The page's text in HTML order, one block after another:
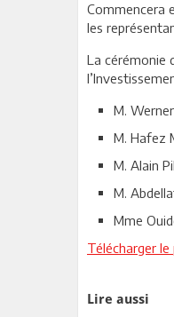
Commencera
les
La cérémonie
M.
M. Hafez
M. Alain
M.
Mme
Télécharger
Lire aussi